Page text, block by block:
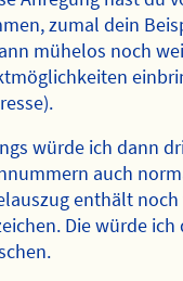
zumal dein
mühelos noch
würde ich dann
auch
enthält noch
Die würde